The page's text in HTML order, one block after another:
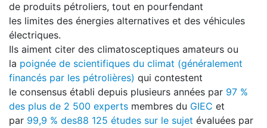
de produits pétroliers, tout en pourfendant
les limites des énergies alternatives et des véhicules
électriques.
Ils aiment citer des climatosceptiques amateurs ou
la poignée de scientifiques du climat (généralement
financés par les pétrolières) qui contestent
le consensus établi depuis plusieurs années par 97 %
des plus de 2 500 experts membres du GIEC et
par 99,9 % des88 125 études sur le sujet évaluées par